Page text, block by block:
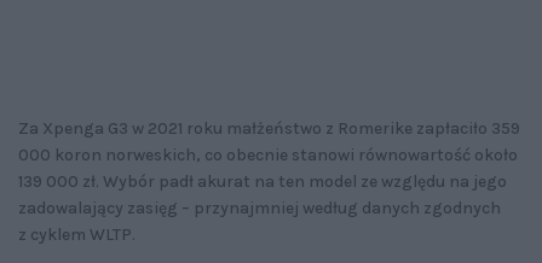
Za Xpenga G3 w 2021 roku małżeństwo z Romerike zapłaciło 359
000 koron norweskich, co obecnie stanowi równowartość około
139 000 zł. Wybór padł akurat na ten model ze względu na jego
zadowalający zasięg – przynajmniej według danych zgodnych
z cyklem WLTP.